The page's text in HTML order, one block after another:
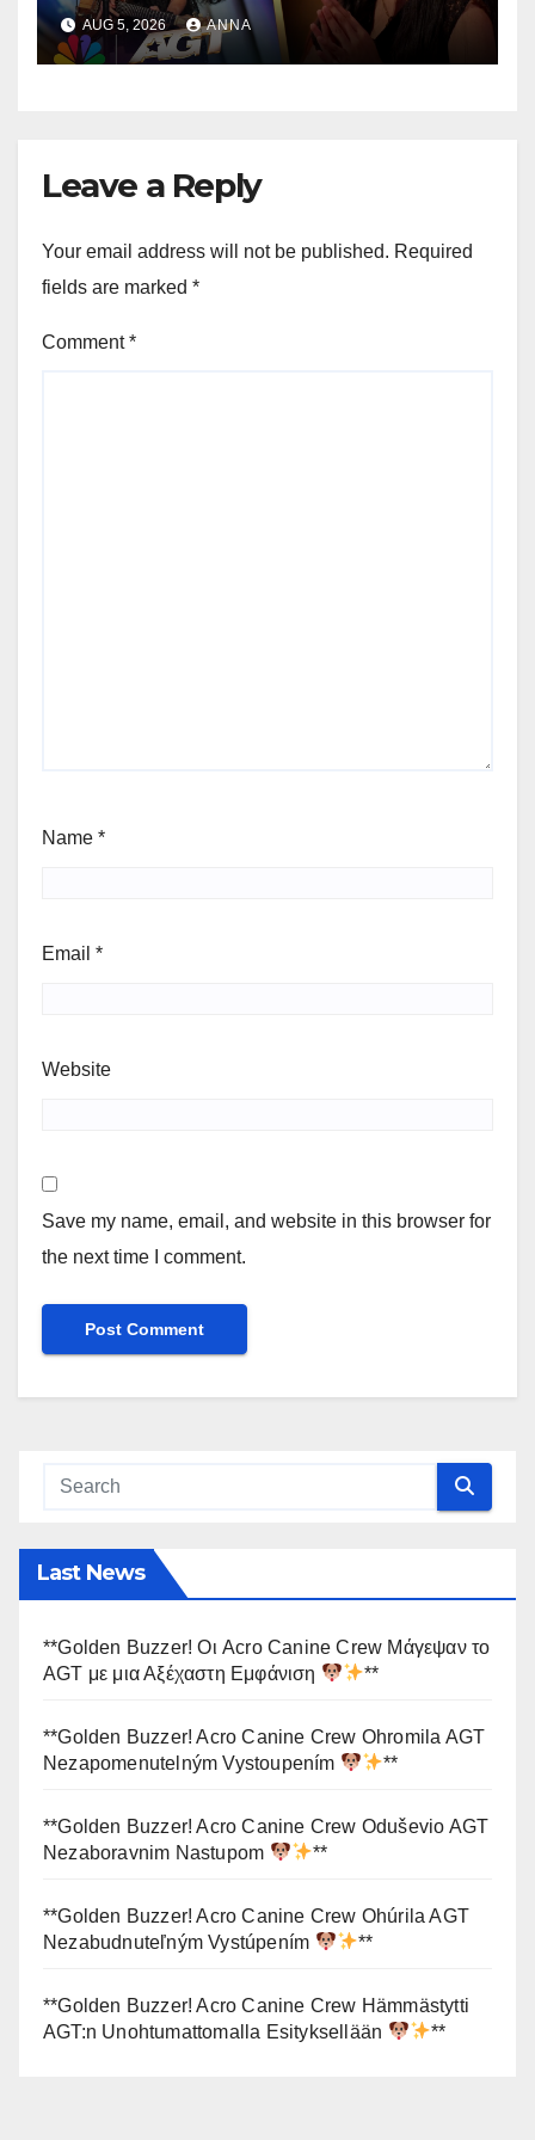
Potem Wprawiła Wszystkich
w Osłupienie!
**
AUG 5, 2026 ANNA
Leave a Reply
Your email address will not be published. Required
fields are marked *
Comment*
Name *
Email *
Website
Save my name, email, and website in this browser for
the next time I comment.
Last News
**Golden Buzzer! Οι Acro Canine Crew Μάγεψαν το
AGT με μια Αξέχαστη Εμφάνιση
**
**Golden Buzzer! Acro Canine Crew Ohromila AGT
Nezapomenutelným Vystoupením
**
**Golden Buzzer! Acro Canine Crew Oduševio AGT
Nezaboravnim Nastupom
**
**Golden Buzzer! Acro Canine Crew Ohúrila AGT
Nezabudnuteľným Vystúpením
**
**Golden Buzzer! Acro Canine Crew Hämmästytti
AGT:n Unohtumattomalla Esityksellään
**